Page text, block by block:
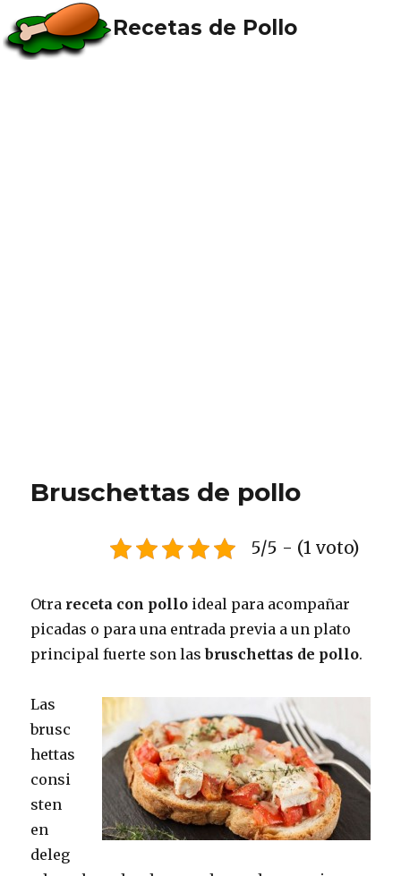
Recetas de Pollo
Bruschettas de pollo
5/5 - (1 voto)
Otra receta con pollo ideal para acompañar
picadas o para una entrada previa a un plato
principal fuerte son lasbruschettas de pollo.
Las
brusc
hettas
consi
sten
en
deleg